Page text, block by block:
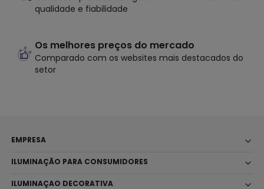
qualidade e fiabilidade
Os melhores preços do mercado
Comparado com os websites mais destacados do
setor
EMPRESA
ILUMINAÇÃO PARA CONSUMIDORES
ILUMINAÇAO DECORATIVA